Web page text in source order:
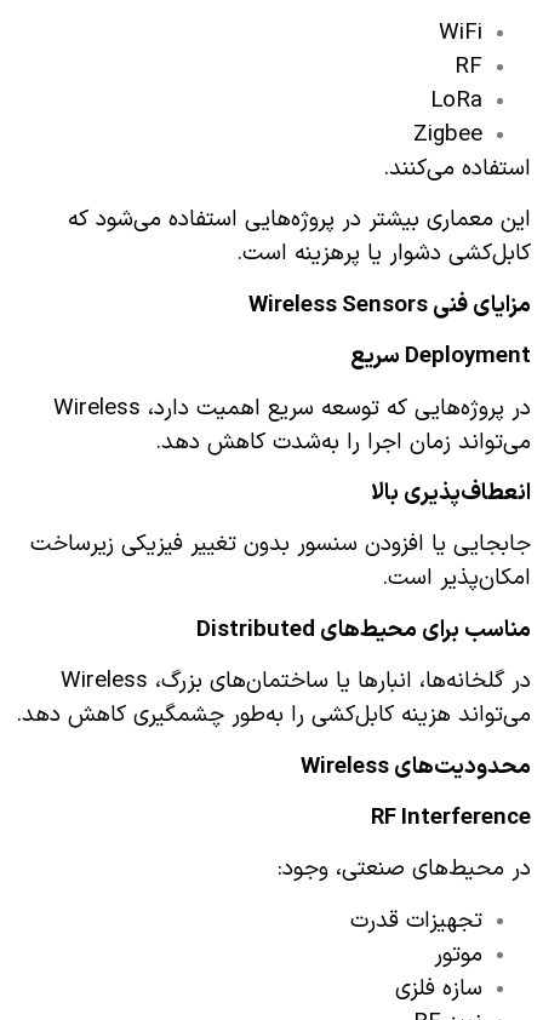
WiFi
RF
LoRa
Zigbee
استفاده می‌کنند.
این معماری بیشتر در پروژه‌هایی استفاده می‌شود که
کابل‌کشی دشوار یا پرهزینه است.
مزایای فنی
Deployment سریع
در پروژه‌هایی که توسعه سریع اهمیت دارد، Wireless
می‌تواند زمان اجرا را به‌شدت کاهش دهد.
انعطاف‌پذیری بالا
جابجایی یا افزودن سنسور بدون تغییر فیزیکی زیرساخت
امکان‌پذیر است.
مناسب برای محیط‌های
در گلخانه‌ها، انبارها یا ساختمان‌های بزرگ، Wireless
می‌تواند هزینه کابل‌کشی را به‌طور چشمگیری کاهش دهد.
محدودیت‌های
RF Interference
در محیط‌های صنعتی، وجود:
تجهیزات قدرت
موتور
سازه فلزی